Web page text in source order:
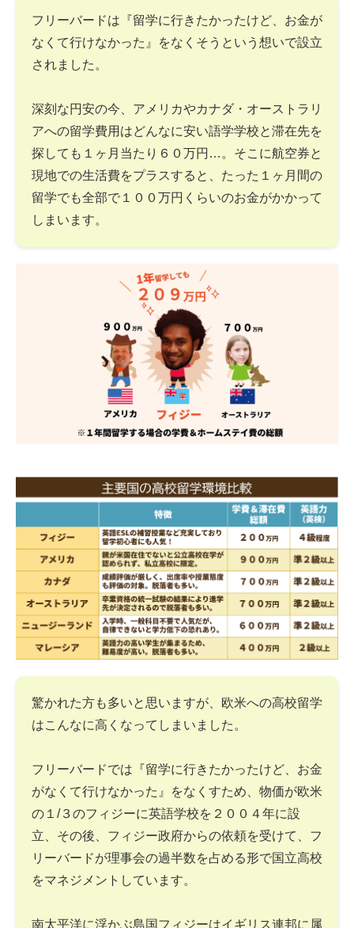
フリーバードは『留学に行きたかったけど、お金が
なくて行けなかった』をなくそうという想いで設立
されました。
深刻な円安の今、アメリカやカナダ・オーストラリ
アへの留学費用はどんなに安い語学学校と滞在先を
探しても１ヶ月当たり６０万円…。そこに航空券と
現地での生活費をプラスすると、たった１ヶ月間の
留学でも全部で１００万円くらいのお金がかかって
しまいます。
驚かれた方も多いと思いますが、欧米への高校留学
はこんなに高くなってしまいました。
フリーバードでは『留学に行きたかったけど、お金
がなくて行けなかった』をなくすため、物価が欧米
の１/３のフィジーに英語学校を２００４年に設
立、その後、フィジー政府からの依頼を受けて、フ
リーバードが理事会の過半数を占める形で国立高校
をマネジメントしています。
南太平洋に浮かぶ島国フィジーはイギリス連邦に属